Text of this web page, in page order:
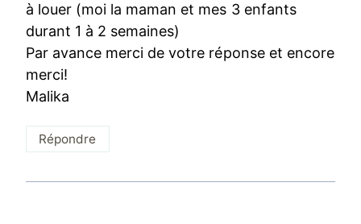
à louer (moi la maman et mes 3 enfants
durant 1 à 2 semaines)
Par avance merci de votre réponse et encore
merci!
Malika
Répondre